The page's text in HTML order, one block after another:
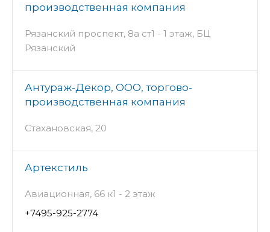
производственная компания
Рязанский проспект, 8а ст1 - 1 этаж, БЦ
Рязанский
Антураж-Декор, ООО, торгово-
производственная компания
Стахановская, 20
Артекстиль
Авиационная, 66 к1 - 2 этаж
+7495-925-2774